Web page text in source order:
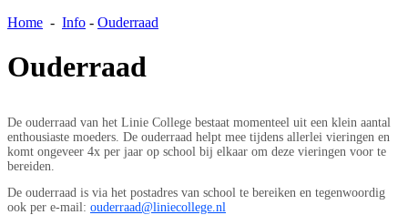
Home - Info - Ouderraad
Ouderraad
De ouderraad van het Linie College bestaat momenteel uit een klein aantal
enthousiaste moeders. De ouderraad helpt mee tijdens allerlei vieringen en
komt ongeveer 4x per jaar op school bij elkaar om deze vieringen voor te
bereiden.
De ouderraad is via het postadres van school te bereiken en tegenwoordig
ook per e-mail: ouderraad@liniecollege.nl